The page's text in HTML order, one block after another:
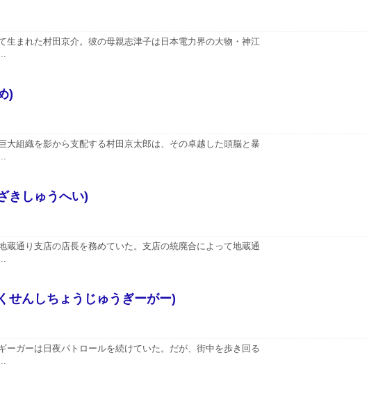
生まれた村田京介。彼の母親志津子は日本電力界の大物・神江
)
大組織を影から支配する村田京太郎は、その卓越した頭脳と暴
きしゅうへい)
蔵通り支店の店長を務めていた。支店の統廃合によって地蔵通
せんしちょうじゅうぎーがー)
ーガーは日夜パトロールを続けていた。だが、街中を歩き回る